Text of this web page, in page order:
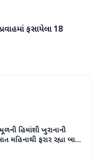
ફસાયેલા 18
મૂળની હિમાંશી ખુરાનાની
મહિનાથી ફરાર રહ્યા બાદ